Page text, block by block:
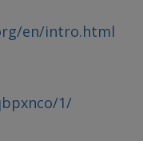
en/intro.html
1/